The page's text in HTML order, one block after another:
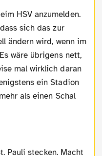
sich das zur
ändern wird, wenn im
wäre übrigens nett,
mal wirklich daran
ein Stadion
als einen Schal